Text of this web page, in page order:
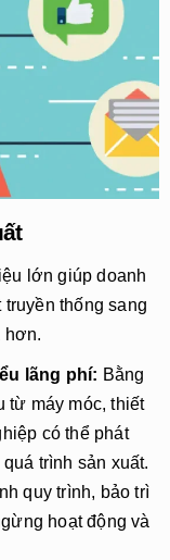
lớn giúp doanh
thống sang
hơn.
lãng phí: Bằng
từ máy móc, thiết
có thể phát
trình sản xuất.
quy trình, bảo trì
hoạt động và